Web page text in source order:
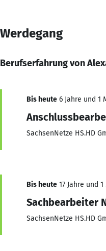
Werdegang
Berufserfahrung von
Bis heute 6 Jahre und 1
SachsenNetze HS.HD
Bis heute 17 Jahre und
Sachbearbeiter
SachsenNetze HS.HD